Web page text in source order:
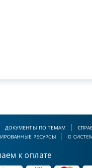
ДОКУМЕНТЫ ПО ТЕМАМ
РЕСУРСЫ
О
к оплате